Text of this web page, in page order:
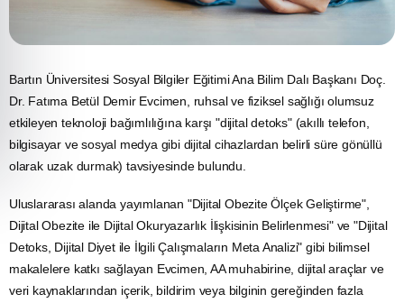
Bartın Üniversitesi Sosyal Bilgiler Eğitimi Ana Bilim Dalı Başkanı Doç.
Dr. Fatıma Betül Demir Evcimen, ruhsal ve fiziksel sağlığı olumsuz
etkileyen teknoloji bağımlılığına karşı "dijital detoks" (akıllı telefon,
bilgisayar ve sosyal medya gibi dijital cihazlardan belirli süre gönüllü
olarak uzak durmak) tavsiyesinde bulundu.
Uluslararası alanda yayımlanan "DijitalObeziteÖlçek Geliştirme",
Dijital Obezite ile Dijital Okuryazarlık İlişkisinin Belirlenmesi" ve "Dijital
Detoks, Dijital Diyet ile İlgili Çalışmaların Meta Analizi" gibi bilimsel
makalelere katkı sağlayan Evcimen, AA muhabirine, dijital araçlar ve
veri kaynaklarından içerik, bildirim veya bilginin gereğinden fazla